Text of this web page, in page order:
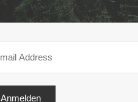
Anmelden